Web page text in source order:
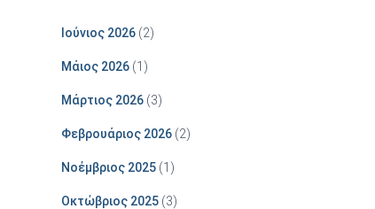
Ιούνιος 2026(2)
Μάιος 2026(1)
Μάρτιος 2026(3)
Φεβρουάριος 2026(2)
Νοέμβριος 2025(1)
Οκτώβριος 2025(3)